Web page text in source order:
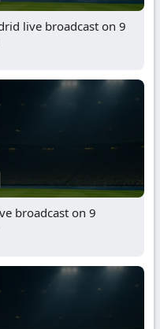
live broadcast on 9
broadcast on 9